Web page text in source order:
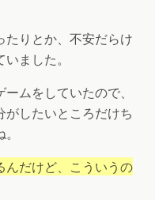
たりとか、不安だらけ
ました。
ムをしていたので、
したいところだけち
んだけど、こういうの